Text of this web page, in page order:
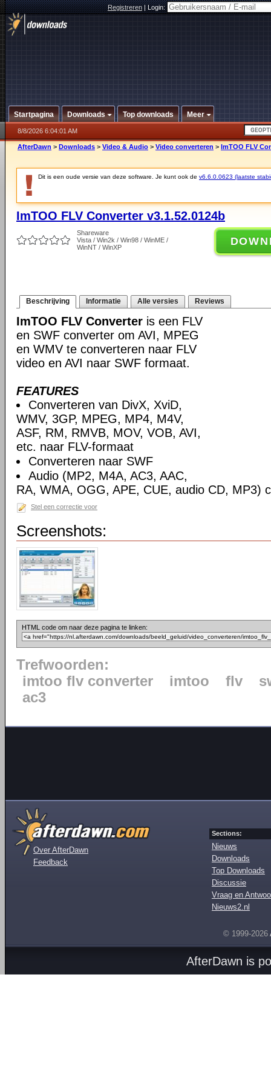
Registreren|Login:
Startpagina Downloads Top downloads Meer
8/8/2026 6:04:01 AM
AfterDawn > Downloads > Video & Audio > Video converteren > ImTOO FLV
Dit is een oude versie van deze software. Je kunt ook de v6.6.0.0623 (laatste
ImTOO FLV Converter v3.1.52.0124b
Shareware
Vista / Win2k / Win98 / WinME /
WinNT / WinXP
Beschrijving Informatie Alle versies Reviews
ImTOO FLV Converter is een FLV
en SWF converter om AVI, MPEG
en WMV te converteren naar FLV
video en AVI naar SWF formaat.
FEATURES
Converteren van DivX, XviD,
WMV, 3GP, MPEG, MP4, M4V,
ASF, RM, RMVB, MOV, VOB, AVI,
etc. naar FLV-formaat
Converteren naar SWF
Audio (MP2, M4A, AC3, AAC,
RA, WMA, OGG, APE, CUE, audio CD, MP3)
Stel een correctie voor
Screenshots:
HTML code om naar deze pagina te linken:
Trefwoorden:
imtoo flv converter
imtoo flv
ac3
Over AfterDawn
Feedback
Sections:
Nieuws
Downloads
Top Downloads
Discussie
Vraag en
Nieuws2.nl
© 1999-2026
AfterDawn is